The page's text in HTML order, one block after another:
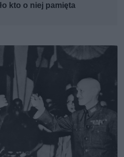
kto o niej pamięta